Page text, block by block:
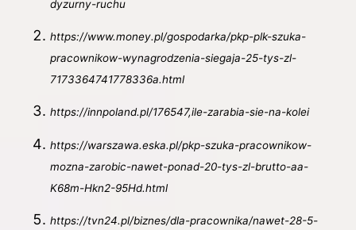
dyzurny-ruchu
https://www.money.pl/gospodarka/pkp-plk-szuka-
pracownikow-wynagrodzenia-siegaja-25-tys-zl-
7173364741778336a.html
https://innpoland.pl/176547,ile-zarabia-sie-na-kolei
https://warszawa.eska.pl/pkp-szuka-pracownikow-
mozna-zarobic-nawet-ponad-20-tys-zl-brutto-aa-
K68m-Hkn2-95Hd.html
https://tvn24.pl/biznes/dla-pracownika/nawet-28-5-